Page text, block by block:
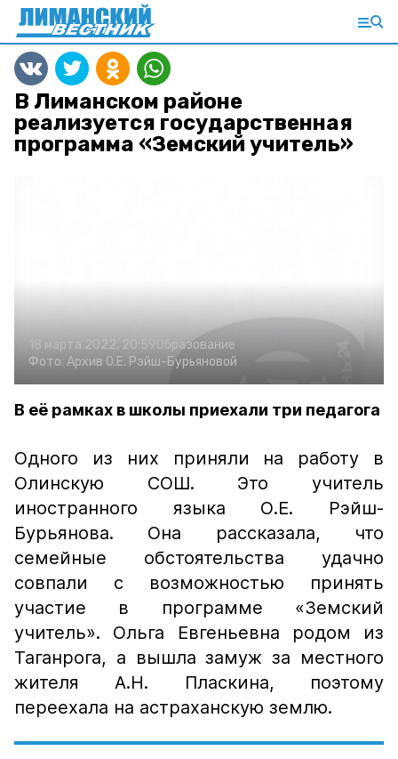
В Лиманском районе
реализуется государственная
программа «Земский учитель»
18 марта 2022, 20:59Образование
Фото: Архив О.Е. Рэйш-Бурьяновой
В её рамках в школы приехали три педагога
Одного из них приняли на работу в
Олинскую СОШ. Это учитель
иностранного языка О.Е. Рэйш-
Бурьянова. Она рассказала, что
семейные обстоятельства удачно
совпали с возможностью принять
участие в программе «Земский
учитель». Ольга Евгеньевна родом из
Таганрога, а вышла замуж за местного
жителя А.Н. Пласкина, поэтому
переехала на астраханскую землю.